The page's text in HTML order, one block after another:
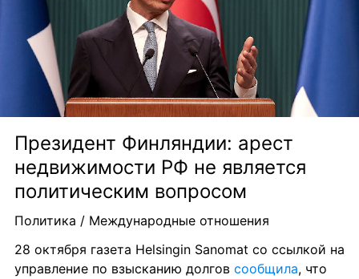
Президент Финляндии: арест
недвижимости РФ не является
политическим вопросом
Политика / Международные отношения
28 октября газета Helsingin Sanomat со ссылкой на
управление по взысканию долгов сообщила, что